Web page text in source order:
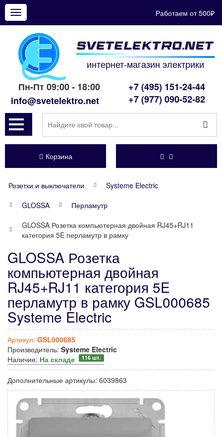
Показать
меню
Работаем от 500₽
интернет-магазин электрики
Пн-Пт 09:00 - 18:00
info@svetelektro.net
+7 (495) 151-24-44
+7 (977) 090-52-82
Корзина
Розетки и выключатели
Systeme Electric
GLOSSA
Перламутр
GLOSSA Розетка компьютерная двойная RJ45+RJ11
категория 5E перламутр в рамку
GLOSSA Розетка
компьютерная двойная
RJ45+RJ11 категория 5E
перламутр в рамку GSL000685
Systeme Electric
Артикул: GSL000685
Производитель: Systeme Electric
Наличие: На складе 116 шт.
Дополнительные артикулы: 6039863